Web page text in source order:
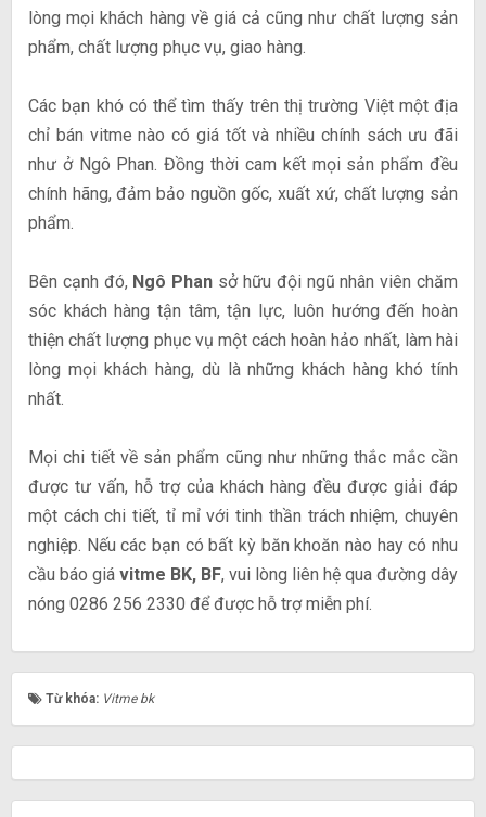
lòng mọi khách hàng về giá cả cũng như chất lượng sản
phẩm, chất lượng phục vụ, giao hàng.
Các bạn khó có thể tìm thấy trên thị trường Việt một địa
chỉ bán vitme nào có giá tốt và nhiều chính sách ưu đãi
như ở Ngô Phan. Đồng thời cam kết mọi sản phẩm đều
chính hãng, đảm bảo nguồn gốc, xuất xứ, chất lượng sản
phẩm.
Bên cạnh đó, Ngô Phan sở hữu đội ngũ nhân viên chăm
sóc khách hàng tận tâm, tận lực, luôn hướng đến hoàn
thiện chất lượng phục vụ một cách hoàn hảo nhất, làm hài
lòng mọi khách hàng, dù là những khách hàng khó tính
nhất.
Mọi chi tiết về sản phẩm cũng như những thắc mắc cần
được tư vấn, hỗ trợ của khách hàng đều được giải đáp
một cách chi tiết, tỉ mỉ với tinh thần trách nhiệm, chuyên
nghiệp. Nếu các bạn có bất kỳ băn khoăn nào hay có nhu
cầu báo giá vitme BK, BF, vui lòng liên hệ qua đường dây
nóng 0286 256 2330 để được hỗ trợ miễn phí.
Từ khóa: Vitme bk